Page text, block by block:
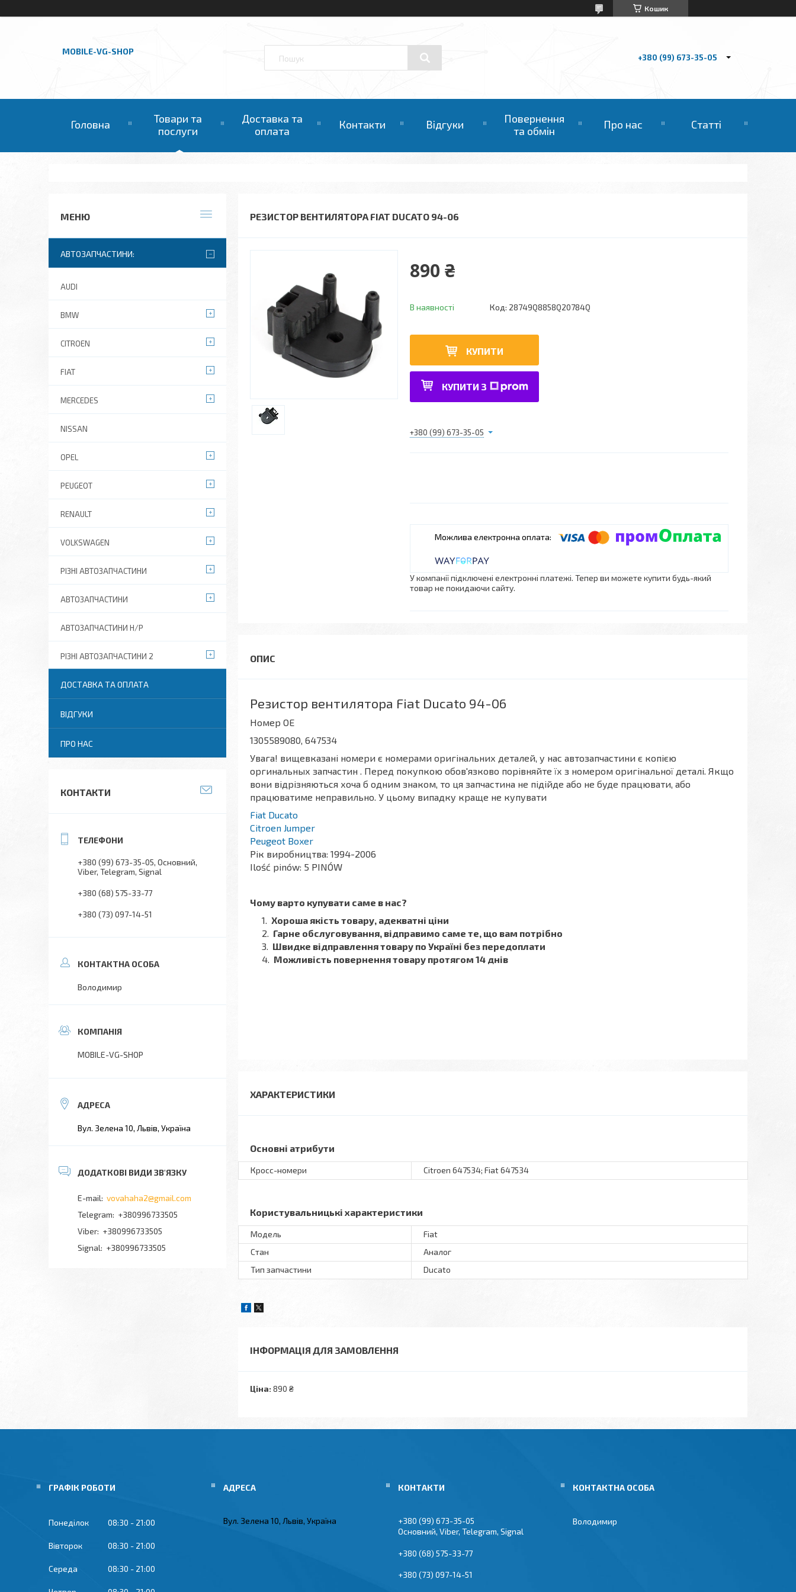
Кошик
MOBILE-VG-SHOP
+380 (99) 673-35-05
Головна
Товари та
послуги
Доставка та
оплата
Контакти Відгуки
Повернення
та обмін
Про нас Статті
РЕЗИСТОР ВЕНТИЛЯТОРА FIAT DUCATO 94-06
890 ₴
В наявності Код: 28749Q8858Q20784Q
КУПИТИ
КУПИТИ З
+380 (99) 673-35-05
У компанії підключені електронні платежі. Тепер ви можете купити будь-який
товар не покидаючи сайту.
Резистор вентилятора Fiat Ducato 94-06
Номер OE
1305589080, 647534
Увага! вищевказані номери є номерами оригінальних деталей, у нас автозапчастини є копією
оргинальных запчастин . Перед покупкою обов'язково порівняйте їх з номером оригінальної деталі. Якщо
вони відрізняються хоча б одним знаком, то ця запчастина не підійде або не буде працювати, або
працюватиме неправильно. У цьому випадку краще не купувати
Fiat Ducato
Citroen Jumper
Peugeot Boxer
Рік виробництва: 1994-2006
Ilość pinów: 5 PINÓW
Чому варто купувати саме в нас?
Хороша якість товару, адекватні ціни
Гарне обслуговування, відправимо саме те, що вам потрібно
Швидке відправлення товару по Україні без передоплати
Можливість повернення товару протягом 14 днів
ХАРАКТЕРИСТИКИ
Основні атрибути
Кросс-номери Citroen 647534; Fiat 647534
Користувальницькі характеристики
Мoдель
Fiat
Стан
Аналог
Тип запчастини
Ducato
ІНФОРМАЦІЯ ДЛЯ ЗАМОВЛЕННЯ
Ціна: 890 ₴
АВТОЗАПЧАСТИНИ:
AUDI
BMW
CITROEN
FIAT
MERCEDES
NISSAN
OPEL
PEUGEOT
RENAULT
VOLKSWAGEN
РІЗНІ АВТОЗАПЧАСТИНИ
АВТОЗАПЧАСТИНИ
АВТОЗАПЧАСТИНИ Н/Р
РІЗНІ АВТОЗАПЧАСТИНИ 2
ДОСТАВКА ТА ОПЛАТА
ВІДГУКИ
ПРО НАС
КОНТАКТИ
+380 (99) 673-35-05 Основний,
Viber, Telegram, Signal
+380 (68) 575-33-77
+380 (73) 097-14-51
Володимир
MOBILE-VG-SHOP
Вул. Зелена 10, Львів, Україна
vovahaha2@gmail.com
+380996733505
+380996733505
Signal
+380996733505
ГРАФІК РОБОТИ
Понеділок 08:30 21:00
Вівторок 08:30 21:00
Середа 08:30 21:00
Вул. Зелена 10, Львів, Україна
+380 (99) 673-35-05
Основний, Viber, Telegram, Signal
+380 (68) 575-33-77
+380 (73) 097-14-51
Володимир